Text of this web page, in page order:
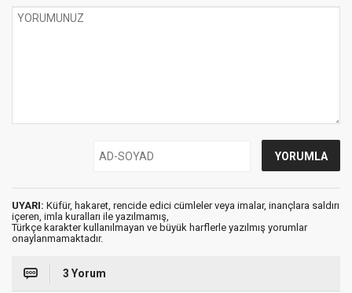
UYARI: Küfür, hakaret, rencide edici cümleler veya imalar, inançlara saldırı
içeren, imla kuralları ile yazılmamış,
Türkçe karakter kullanılmayan ve büyük harflerle yazılmış yorumlar
onaylanmamaktadır.
3 Yorum